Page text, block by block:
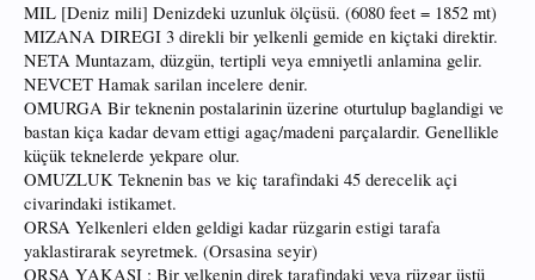
MIL [Deniz mili] Denizdeki uzunluk ölçüsü. (6080 feet = 1852 mt)
MIZANA DIREGI 3 direkli bir yelkenli gemide en kiçtaki direktir.
NETA Muntazam, düzgün, tertipli veya emniyetli anlamina gelir.
NEVCET Hamak sarilan incelere denir.
OMURGA Bir teknenin postalarinin üzerine oturtulup baglandigi ve
bastan kiça kadar devam ettigi agaç/madeni parçalardir. Genellikle
küçük teknelerde yekpare olur.
OMUZLUK Teknenin bas ve kiç tarafindaki 45 derecelik açi
civarindaki istikamet.
ORSA Yelkenleri elden geldigi kadar rüzgarin estigi tarafa
yaklastirarak seyretmek. (Orsasina seyir)
ORSA YAKASI : Bir yelkenin direk tarafindaki veya rüzgar üstü